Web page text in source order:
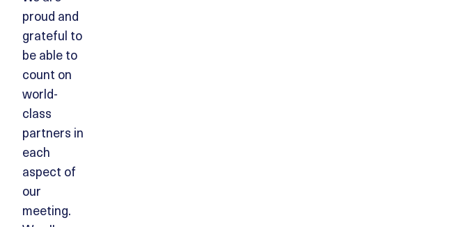
proud and
grateful to
be able to
count on
world-
class
partners in
each
aspect of
our
meeting.